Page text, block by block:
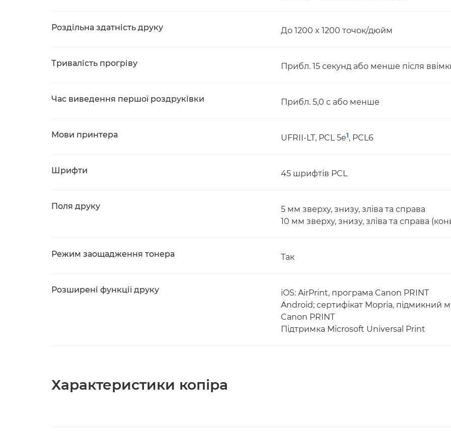
Роздільна здатність друку До 1200 x 1200 точок/дюйм
Тривалість прогріву Прибл. 15 секунд або менше після
Час виведення першої роздруківки Прибл. 5,0 с або менше
Мови принтера UFRII-LT, PCL 5e1, PCL6
Шрифти 45 шрифтів PCL
Поля друку
5 мм зверху, знизу, зліва та справа
10 мм зверху, знизу, зліва та справа
Режим заощадження тонера Так
Розширені функції друку
iOS: AirPrint, програма Canon PRINT
Android; сертифікат Mopria, підмикний
Canon PRINT
Підтримка Microsoft Universal Print
Характеристики копіра